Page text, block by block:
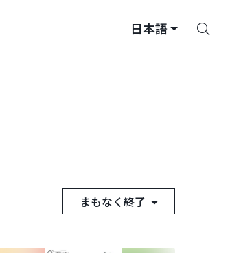
日本語
が
まもなく終了